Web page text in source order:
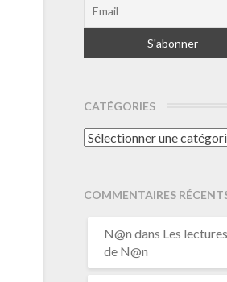
CATÉGORIES
Catégories
COMMENTAIRES
N@n dans Les lectures
de N@n